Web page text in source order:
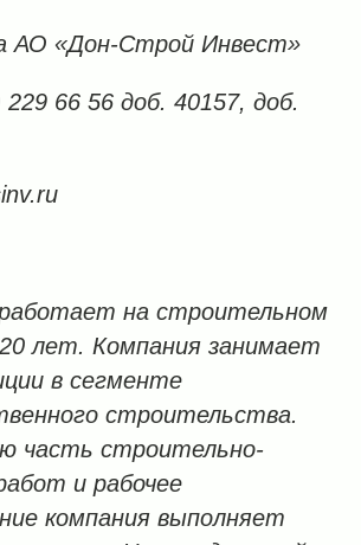
АО «Дон-Строй Инвест»
229 66 56 доб. 40157, доб.
на строительном
лет. Компания занимает
в сегменте
строительства.
часть строительно-
и рабочее
компания выполняет